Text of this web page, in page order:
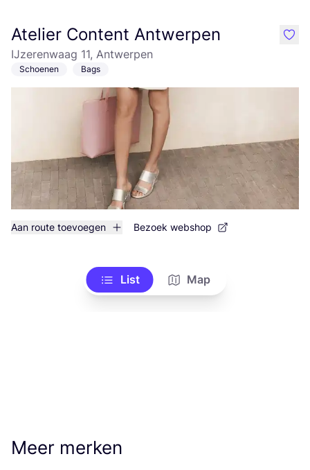
Atelier Content Antwerpen
IJzerenwaag 11, Antwerpen
Schoenen Bags
Aan route toevoegen Bezoek webshop
like
List Map
Meer merken